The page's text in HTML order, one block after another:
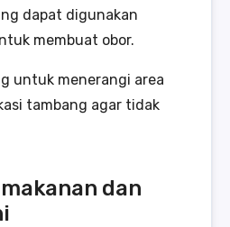
dapat digunakan
membuat obor.
untuk menerangi area
tambang agar tidak
dan